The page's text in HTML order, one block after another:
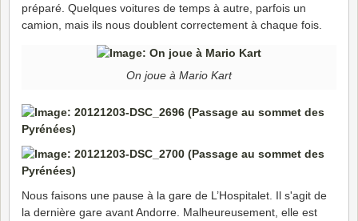
préparé. Quelques voitures de temps à autre, parfois un
camion, mais ils nous doublent correctement à chaque fois.
On joue à Mario Kart
Nous faisons une pause à la gare de L’Hospitalet. Il s'agit de
la dernière gare avant Andorre. Malheureusement, elle est